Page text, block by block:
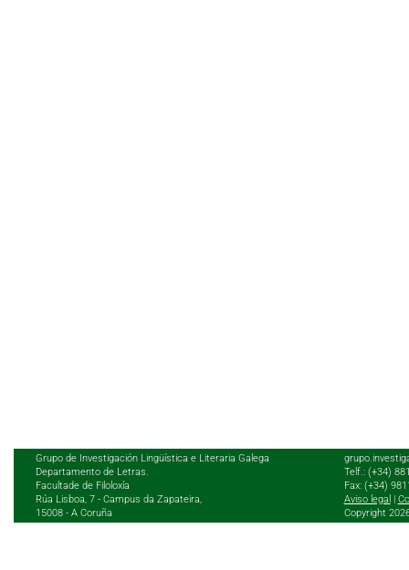
Grupo de Investigación Lingüística e Literaria Galega
Departamento de Letras.
Facultade de Filoloxía
Rúa Lisboa, 7 - Campus da Zapateira,
15008 - A Coruña
Telf.: (+34)
Fax: (+34)
Aviso legal
Copyright